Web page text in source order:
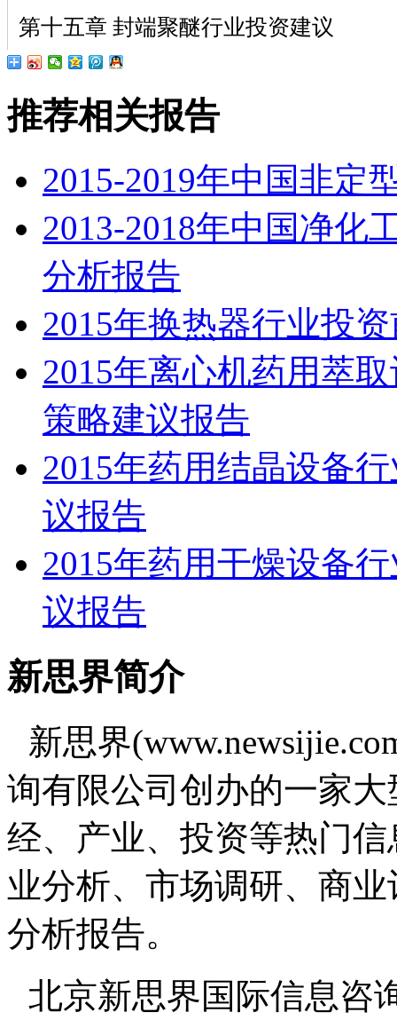
第十五章 封端聚醚行业投资建议
推荐相关报告
2015-2019年中国非定
2013-2018年中国净化
分析报告
2015年换热器行业投
2015年离心机药用萃
策略建议报告
2015年药用结晶设备
议报告
2015年药用干燥设备
议报告
新思界简介
新思界
询有限公司创办的一家
经、产业、投资等热门
业分析、市场调研、商
分析报告。
北京新思界国际信息咨